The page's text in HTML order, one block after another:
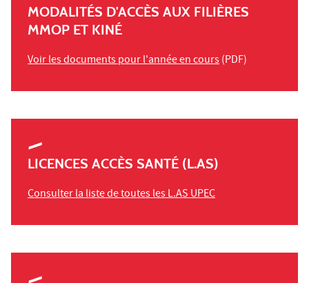
MODALITÉS D'ACCÈS AUX FILIÈRES
MMOP ET KINÉ
Voir les documents pour l'année en cours(PDF)
LICENCES ACCÈS SANTÉ (L.AS)
Consulter la liste de toutes les L.AS UPEC